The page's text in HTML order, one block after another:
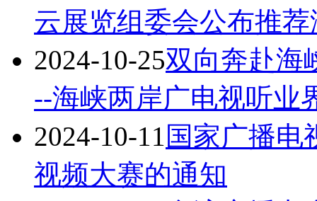
云展览组委会公布推
2024-10-25双向奔赴海
--海峡两岸广电视听
2024-10-11 国家广播电
视频大赛的通知